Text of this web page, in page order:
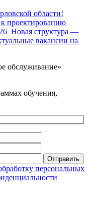
области!
проектированию
Новая структура —
вакансии на
обслуживание»
обучения,
Отправить
персональных